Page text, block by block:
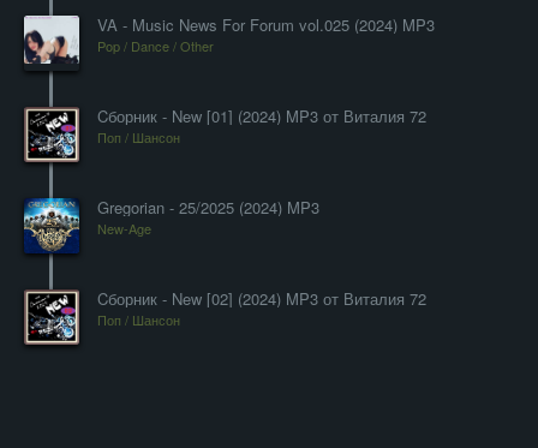
VA - Music News For Forum vol.025 (2024) MP3
Pop / Dance / Other
Cборник - New [01] (2024) MP3 от Виталия 72
Поп / Шансон
Gregorian - 25/2025 (2024) MP3
New-Age
Cборник - New [02] (2024) MP3 от Виталия 72
Поп / Шансон